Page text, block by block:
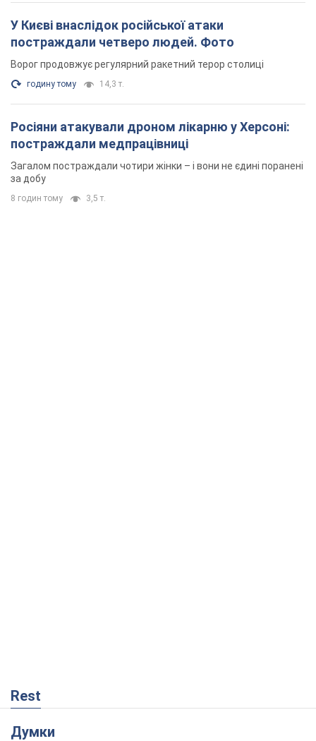
У Києві внаслідок російської атаки
постраждали четверо людей. Фото
Ворог продовжує регулярний ракетний терор столиці
годину тому 14,3 т.
Росіяни атакували дроном лікарню у Херсоні:
постраждали медпрацівниці
Загалом постраждали чотири жінки – і вони не єдині поранені
за добу
8 годин тому 3,5 т.
Rest
Думки